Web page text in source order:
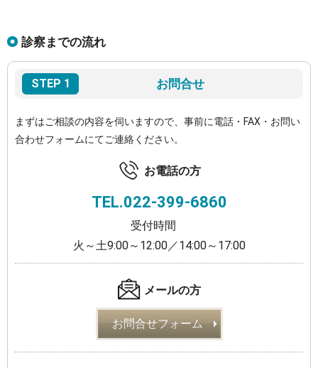
診察までの流れ
STEP 1 お問合せ
まずはご相談の内容を伺いますので、事前に電話・FAX・お問い
合わせフォームにてご連絡ください。
お電話の方
TEL.022-399-6860
受付時間
火～土9:00～12:00／14:00～17:00
メールの方
お問合せフォーム